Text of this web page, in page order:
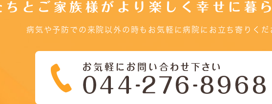
ちとご家族様がより楽しく幸せに暮
病気や予防での来院以外の時もお気軽に病院にお立ち寄りくだ